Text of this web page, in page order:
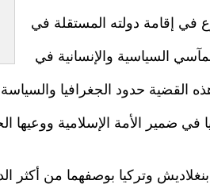
في إقامة دولته المستقلة في
السياسية والإنسانية في
القضية حدود الجغرافيا
في ضمير الأمة الإسلامية ووعيها
وتركيا بوصفهما من أكثر